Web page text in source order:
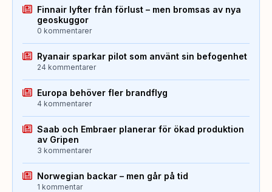
Finnair lyfter från förlust – men bromsas av nya
geoskuggor
0 kommentarer
Ryanair sparkar pilot som använt sin befogenhet
24 kommentarer
Europa behöver fler brandflyg
4 kommentarer
Saab och Embraer planerar för ökad produktion
av Gripen
3 kommentarer
Norwegian backar – men går på tid
1 kommentar